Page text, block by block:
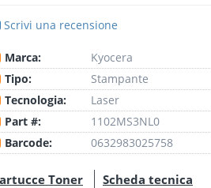
Scrivi una recensione
Marca:
Kyocera
Tipo:
Stampante
Tecnologia:
Laser
Part #:
1102MS3NL0
Barcode:
0632983025758
Toner Scheda tecnica